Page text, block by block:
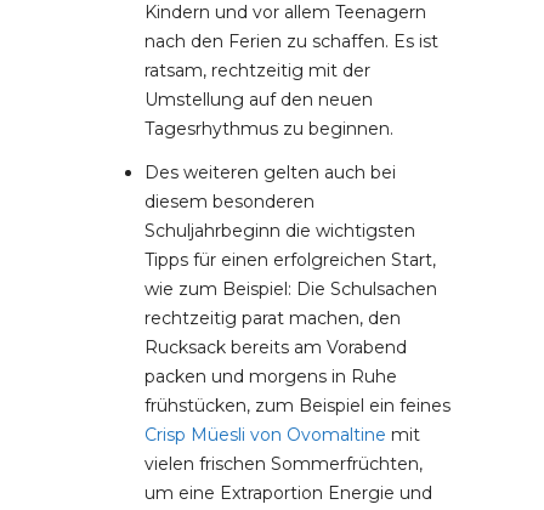
Kindern und vor allem Teenagern
nach den Ferien zu schaffen. Es ist
ratsam, rechtzeitig mit der
Umstellung auf den neuen
Tagesrhythmus zu beginnen.
Des weiteren gelten auch bei
diesem besonderen
Schuljahrbeginn die wichtigsten
Tipps für einen erfolgreichen Start,
wie zum Beispiel: Die Schulsachen
rechtzeitig parat machen, den
Rucksack bereits am Vorabend
packen und morgens in Ruhe
frühstücken, zum Beispiel ein feines
Crisp Müesli von Ovomaltine mit
vielen frischen Sommerfrüchten,
um eine Extraportion Energie und